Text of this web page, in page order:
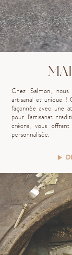
Chez Salmon,
artisanal et unique !
façonnée avec une
pour l'artisanat
créons, vous
personnalisée.